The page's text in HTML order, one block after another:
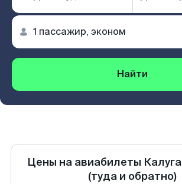
Найти
Цены на авиабилеты Калуга
(туда и обратно)